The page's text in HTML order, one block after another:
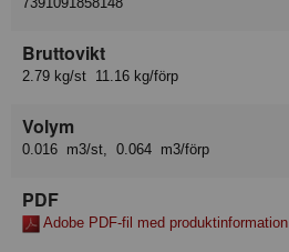
Bruttovikt
2.79 kg/st 11.16 kg/förp
Volym
0.016 m3/st, 0.064 m3/förp
PDF
Adobe PDF-fil med produktinformation.